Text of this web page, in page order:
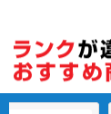
各項目のチェックボック
ただし機能別のみ「and